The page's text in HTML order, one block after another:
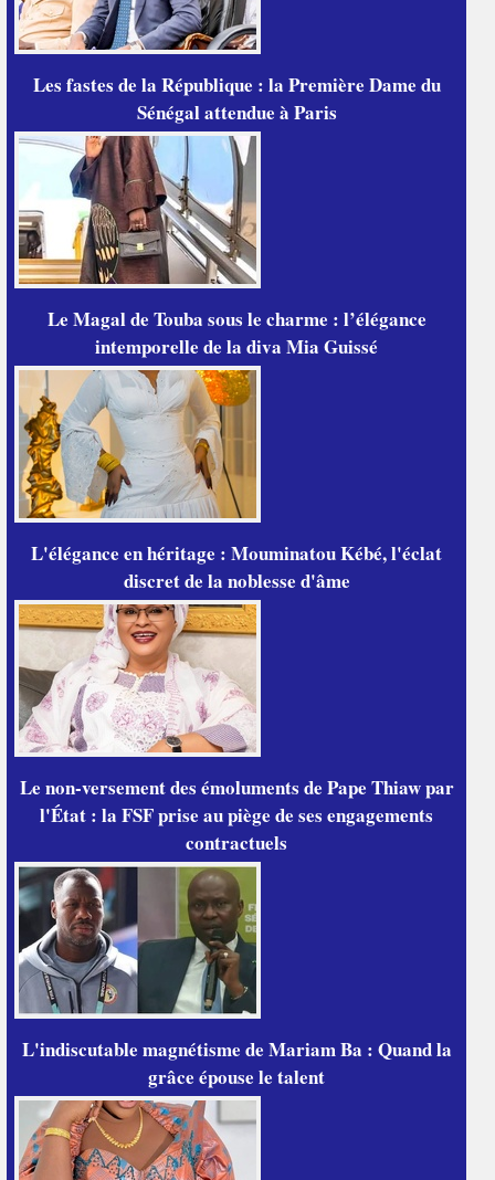
Les fastes de la République : la Première Dame du
Sénégal attendue à Paris
Le Magal de Touba sous le charme : l’élégance
intemporelle de la diva Mia Guissé
L'élégance en héritage : Mouminatou Kébé, l'éclat
discret de la noblesse d'âme
Le non-versement des émoluments de Pape Thiaw par
l'État : la FSF prise au piège de ses engagements
contractuels
L'indiscutable magnétisme de Mariam Ba : Quand la
grâce épouse le talent